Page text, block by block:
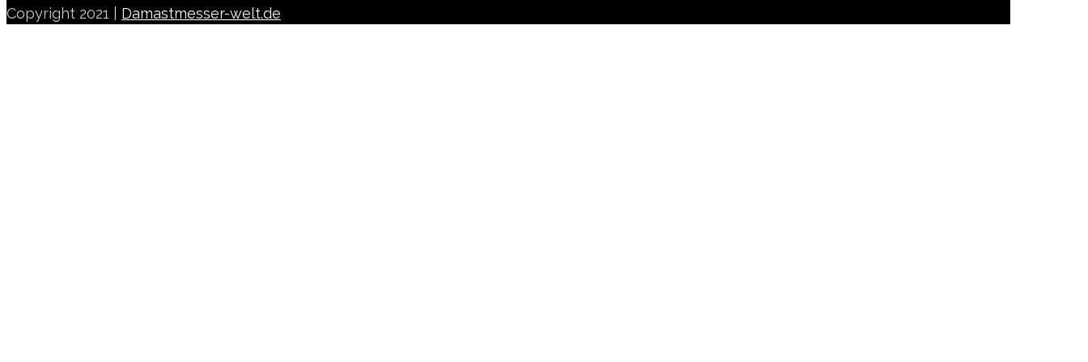
Copyright 2021 | Damastmesser-welt.de